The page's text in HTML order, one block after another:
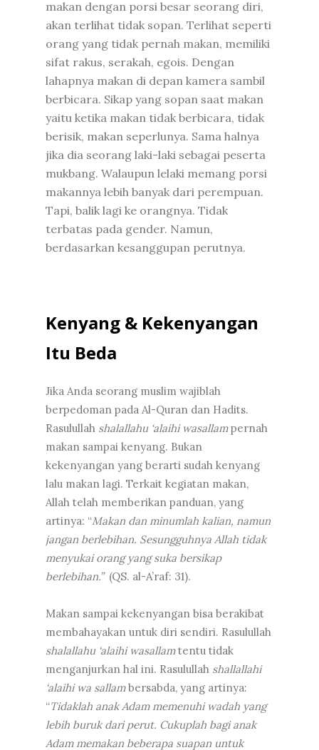
makan dengan porsi besar seorang diri,
akan terlihat tidak sopan. Terlihat seperti
orang yang tidak pernah makan, memiliki
sifat rakus, serakah, egois. Dengan
lahapnya makan di depan kamera sambil
berbicara. Sikap yang sopan saat makan
yaitu ketika makan tidak berbicara, tidak
berisik, makan seperlunya. Sama halnya
jika dia seorang laki-laki sebagai peserta
mukbang. Walaupun lelaki memang porsi
makannya lebih banyak dari perempuan.
Tapi, balik lagi ke orangnya. Tidak
terbatas pada gender. Namun,
berdasarkan kesanggupan perutnya.
Kenyang & Kekenyangan
Itu Beda
Jika Anda seorang muslim wajiblah
berpedoman pada Al-Quran dan Hadits.
Rasulullah shalallahu ‘alaihi wasallampernah
makan sampai kenyang. Bukan
kekenyangan yang berarti sudah kenyang
lalu makan lagi. Terkait kegiatan makan,
Allah telah memberikan panduan, yang
artinya: “Makan dan minumlah kalian, namun
jangan berlebihan. Sesungguhnya Allah tidak
menyukai orang yang suka bersikap
berlebihan.” (QS. al-A’raf: 31).
Makan sampai kekenyangan bisa berakibat
membahayakan untuk diri sendiri. Rasulullah
shalallahu ‘alaihi wasallamtentu tidak
menganjurkan hal ini. Rasulullah shallallahi
‘alaihi wa sallambersabda, yang artinya:
“Tidaklah anak Adam memenuhi wadah yang
lebih buruk dari perut. Cukuplah bagi anak
Adam memakan beberapa suapan untuk